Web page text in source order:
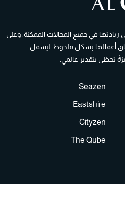
ريادتها في جميع المجالات الممكنة. وعلى
أعمالها بشكل ملحوظ ليشمل
تحظى بتقدير عالمي.
Seazen
Eastshire
Cityzen
The Qube